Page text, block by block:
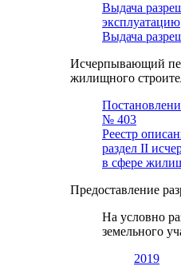
Выдача
эксплуатацию
Выдача
Исчерпывающий
жилищного
№ 403
Реестр
раздел II
в сфере
Предоставление
На условно
земельного
2019